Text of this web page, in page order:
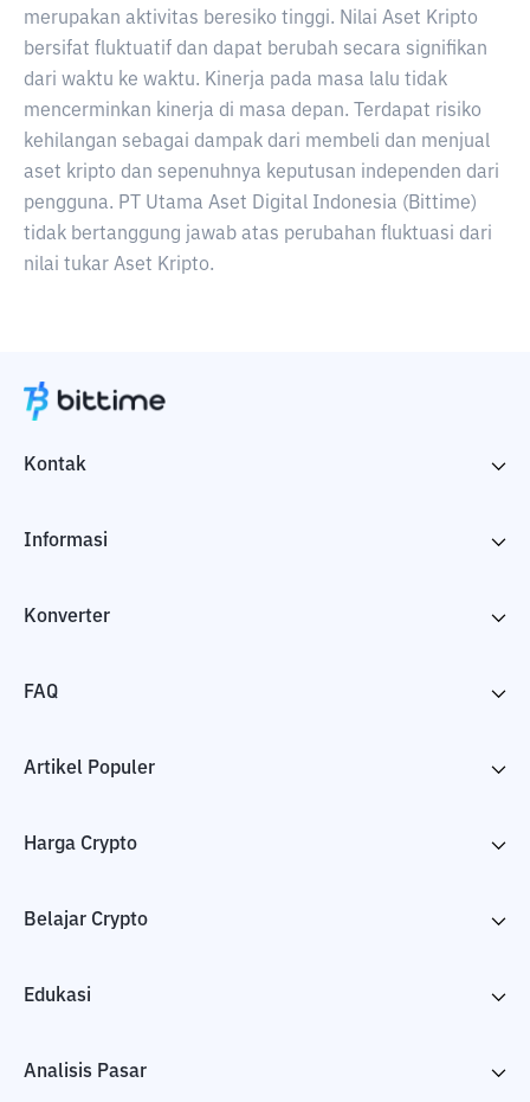
merupakan aktivitas beresiko tinggi. Nilai Aset Kripto
bersifat fluktuatif dan dapat berubah secara signifikan
dari waktu ke waktu. Kinerja pada masa lalu tidak
mencerminkan kinerja di masa depan. Terdapat risiko
kehilangan sebagai dampak dari membeli dan menjual
aset kripto dan sepenuhnya keputusan independen dari
pengguna. PT Utama Aset Digital Indonesia (Bittime)
tidak bertanggung jawab atas perubahan fluktuasi dari
nilai tukar Aset Kripto.
Kontak
Informasi
Konverter
FAQ
Artikel Populer
Harga Crypto
Belajar Crypto
Edukasi
Analisis Pasar